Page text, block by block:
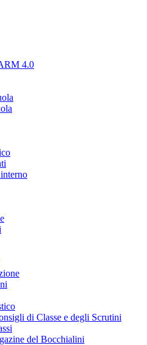
4.0
di Classe e degli Scrutini
del Bocchialini